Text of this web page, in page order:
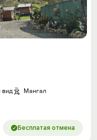
вид
Мангал
Бесплатая отмена